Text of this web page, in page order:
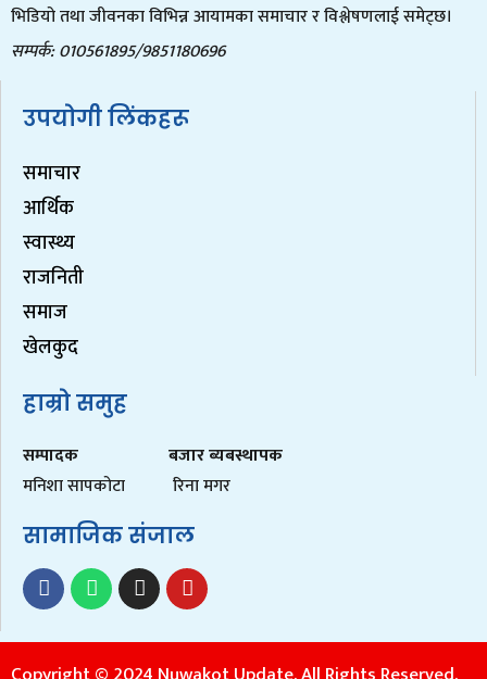
भिडियो तथा जीवनका विभिन्न आयामका समाचार र विश्लेषणलाई समेट्छ।
सम्पर्क: 010561895/9851180696
उपयोगी लिंकहरू
समाचार
आर्थिक
स्वास्थ्य
राजनिती
समाज
खेलकुद
हाम्रो समुह
सम्पादक
मनिशा सापकोटा
बजार ब्यबस्थापक
रिना मगर
सामाजिक संजाल